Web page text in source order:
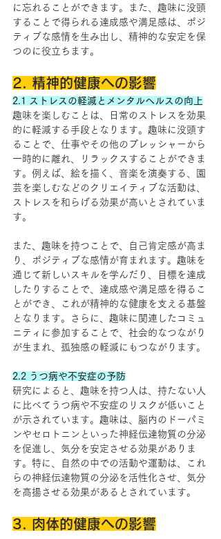
に忘れることができます。また、趣味に没頭
することで得られる達成感や満足感は、ポジ
ティブな感情を生み出し、精神的な安定を保
つのに役立ちます。
2. 精神的健康への影響
2.1 ストレスの軽減とメンタルヘルスの向上
趣味を楽しむことは、日常のストレスを効果
的に軽減する手段となります。趣味に没頭す
ることで、仕事やその他のプレッシャーから
一時的に離れ、リラックスすることができま
す。例えば、絵を描く、音楽を演奏する、園
芸を楽しむなどのクリエイティブな活動は、
ストレスを和らげる効果が高いとされていま
す。
また、趣味を持つことで、自己肯定感が高ま
り、ポジティブな感情が育まれます。趣味を
通じて新しいスキルを学んだり、目標を達成
したりすることで、達成感や満足感を得るこ
とができ、これが精神的な健康を支える基盤
となります。さらに、趣味に関連したコミュ
ニティに参加することで、社会的なつながり
が生まれ、孤独感の軽減にもつながります。
2.2 うつ病や不安症の予防
研究によると、趣味を持つ人は、持たない人
に比べてうつ病や不安症のリスクが低いこと
が示されています。趣味は、脳内のドーパミ
ンやセロトニンといった神経伝達物質の分泌
を促進し、気分を安定させる効果がありま
す。特に、自然の中での活動や運動は、これ
らの神経伝達物質の分泌を活性化させ、気分
を高揚させる効果があるとされています。
3. 肉体的健康への影響